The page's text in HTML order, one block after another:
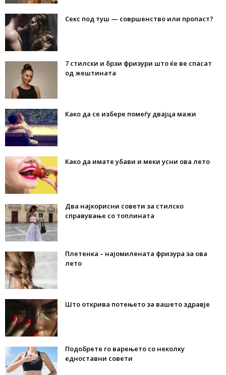
Секс под туш — совршенство или пропаст?
7 стилски и брзи фризури што ќе ве спасат
од жештината
Како да се избере помеѓу двајца мажи
Како да имате убави и меки усни ова лето
Два најкорисни совети за стилско
справување со топлината
Плетенка – најомилената фризура за ова
лето
Што открива потењето за вашето здравје
Подобрете го варењето со неколку
едноставни совети